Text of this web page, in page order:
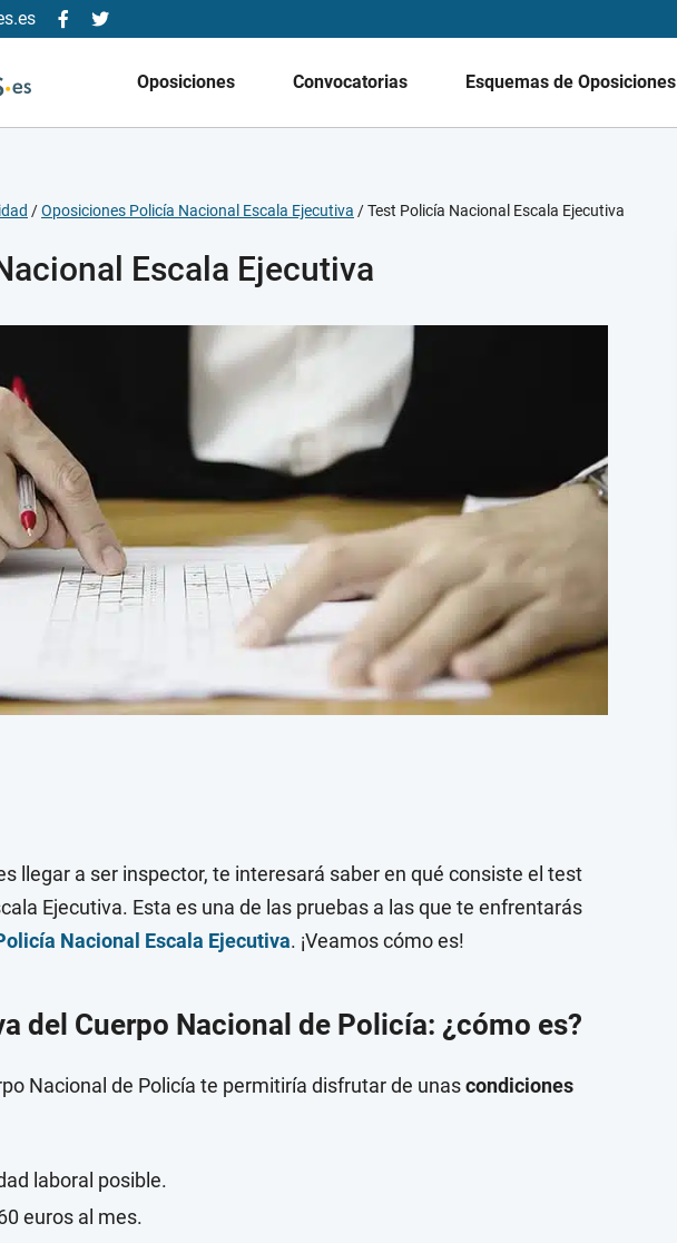
Oposiciones Convocatorias Esquemas de Oposiciones
/Oposiciones Policía Nacional Escala Ejecutiva /Test Policía Nacional Escala Ejecutiva
Escala Ejecutiva
llegar a ser inspector, te interesará saber en qué consiste el test
Ejecutiva. Esta es una de las pruebas a las que te enfrentarás
Nacional Escala Ejecutiva. ¡Veamos cómo es!
del Cuerpo Nacional de Policía: ¿cómo es?
Nacional de Policía te permitiría disfrutar de unascondiciones
laboral posible.
euros al mes.